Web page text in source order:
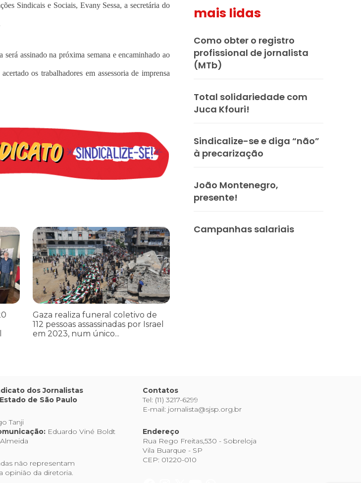
Sindicais e Sociais, Evany Sessa, a secretária do
assinado na próxima semana e encaminhado ao
os trabalhadores em assessoria de imprensa
para as eleições 2026 durante 27ª Plenária Nacional
Gaza realiza funeral coletivo de 112 pessoas assassinadas por Israel em 2023, num único ataque
Gaza realiza funeral coletivo de
112 pessoas assassinadas por Israel
em 2023, num único...
mais lidas
Como obter o registro
profissional de jornalista
(MTb)
Total solidariedade com
Juca Kfouri!
Sindicalize-se e diga “não”
à precarização
João Montenegro,
presente!
Campanhas salariais
dos Jornalistas
de São Paulo
Tanji
Eduardo Viné Boldt
não representam
opinião da diretoria.
Contatos
Tel: (11) 3217-6299
E-mail: jornalista@sjsp.org.br
Endereço
Rua Rego Freitas,530 - Sobreloja
Vila Buarque - SP
CEP: 01220-010